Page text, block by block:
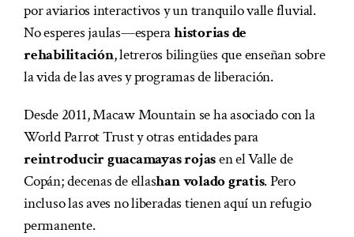
por aviarios interactivos y un tranquilo valle fluvial.
No esperes jaulas—esperahistorias de
rehabilitación, letreros bilingües que enseñan sobre
la vida de las aves y programas de liberación.
Desde 2011, Macaw Mountain se ha asociado con la
World Parrot Trust y otras entidades para
reintroducir guacamayas rojasen el Valle de
Copán; decenas de ellashan volado gratis. Pero
incluso las aves no liberadas tienen aquí un refugio
permanente.